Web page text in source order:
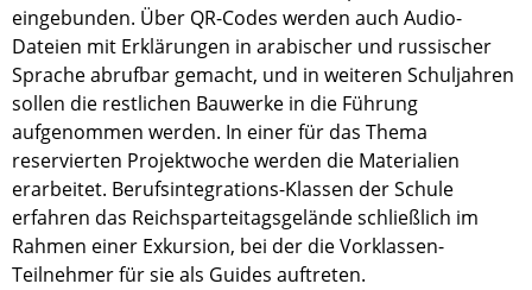
eingebunden. Über QR-Codes werden auch Audio-
Dateien mit Erklärungen in arabischer und russischer
Sprache abrufbar gemacht, und in weiteren Schuljahren
sollen die restlichen Bauwerke in die Führung
aufgenommen werden. In einer für das Thema
reservierten Projektwoche werden die Materialien
erarbeitet. Berufsintegrations-Klassen der Schule
erfahren das Reichsparteitagsgelände schließlich im
Rahmen einer Exkursion, bei der die Vorklassen-
Teilnehmer für sie als Guides auftreten.